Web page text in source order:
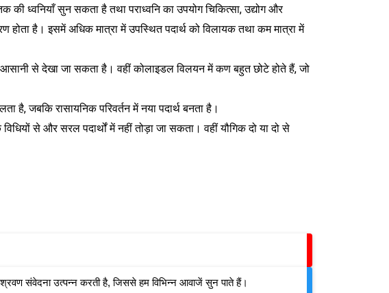
ध्वनियाँ सुन सकता है तथा पराध्वनि का उपयोग चिकित्सा, उद्योग और
होता है। इसमें अधिक मात्रा में उपस्थित पदार्थ को विलायक तथा कम मात्रा में
से देखा जा सकता है। वहीं कोलाइडल विलयन में कण बहुत छोटे होते हैं, जो
है, जबकि रासायनिक परिवर्तन में नया पदार्थ बनता है।
से और सरल पदार्थों में नहीं तोड़ा जा सकता। वहीं यौगिक दो या दो से
संवेदना उत्पन्न करती है, जिससे हम विभिन्न आवाजें सुन पाते हैं।